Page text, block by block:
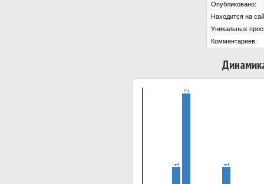
Опубликовано:
Находится на
Уникальных
Комментариев: